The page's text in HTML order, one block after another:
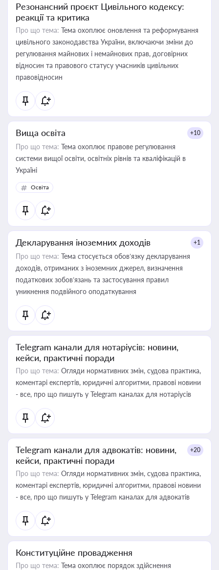
Резонансний проєкт Цивільного кодексу:
реакції та критика
Про що тема: Тема охоплює оновлення та реформування
цивільного законодавства України, включаючи зміни до
регулювання майнових і немайнових прав, договірних
відносин та правового статусу учасників цивільних
правовідносин
Вища освіта +10
Про що тема: Тема охоплює правове регулювання
системи вищої освіти, освітніх рівнів та кваліфікацій в
Україні
Освіта
Декларування іноземних доходів +1
Про що тема: Тема стосується обов’язку декларування
доходів, отриманих з іноземних джерел, визначення
податкових зобов’язань та застосування правил
уникнення подвійного оподаткування
Telegram канали для нотаріусів: новини,
кейси, практичні поради
Про що тема: Огляди нормативних змін, судова практика,
коментарі експертів, юридичні алгоритми, правові новини
- все, про що пишуть у Telegram каналах для нотаріусів
Telegram канали для адвокатів: новини,
кейси, практичні поради
+20
Про що тема: Огляди нормативних змін, судова практика,
коментарі експертів, юридичні алгоритми, правові новини
- все, про що пишуть у Telegram каналах для адвокатів
Конституційне провадження
Про що тема: Тема охоплює порядок здійснення